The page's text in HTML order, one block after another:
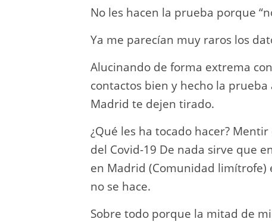
No les hacen la prueba porque
Ya me parecían muy raros los
Alucinando de forma extrema
contactos bien y hecho la
Madrid te dejen tirado.
¿Qué les ha tocado hacer?
del Covid-19 De nada sirve que
en Madrid (Comunidad limítrofe)
no se hace.
Sobre todo porque la mitad de